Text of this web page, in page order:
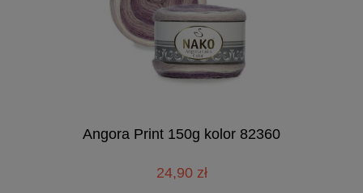
Angora Print 150g kolor 82360
24,90 zł